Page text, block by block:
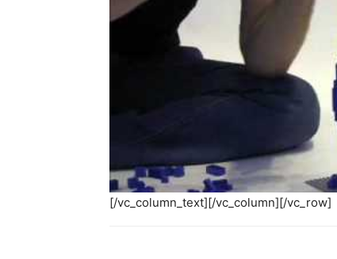
[/vc_column_text][/vc_column][/vc_row]